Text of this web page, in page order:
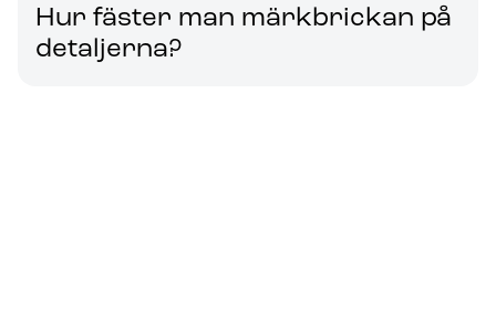
Hur fäster man märkbrickan på
detaljerna?